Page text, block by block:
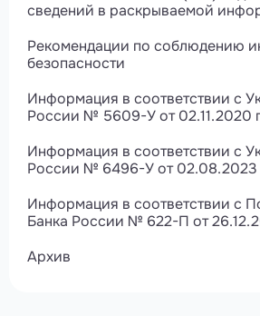
сведений в раскрываемой
Рекомендации по соблюдению
безопасности
Информация в соответствии с
России № 5609-У от 02.11.2020
Информация в соответствии с
России № 6496-У от 02.08.2023
Информация в соответствии с
Банка России № 622-П от
Архив